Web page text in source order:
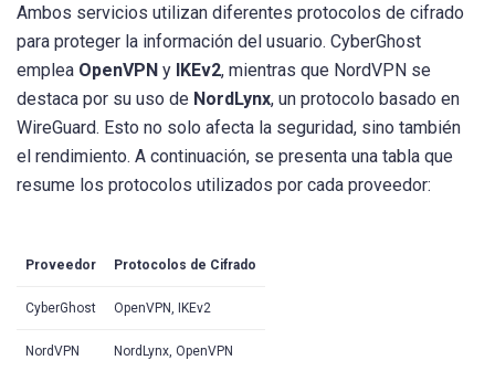
Ambos servicios utilizan diferentes protocolos de cifrado
para proteger la información del usuario. CyberGhost
emplea OpenVPN y IKEv2, mientras que NordVPN se
destaca por su uso de NordLynx, un protocolo basado en
WireGuard. Esto no solo afecta la seguridad, sino también
el rendimiento. A continuación, se presenta una tabla que
resume los protocolos utilizados por cada proveedor:
Proveedor Protocolos de Cifrado
CyberGhost OpenVPN, IKEv2
NordVPN NordLynx, OpenVPN